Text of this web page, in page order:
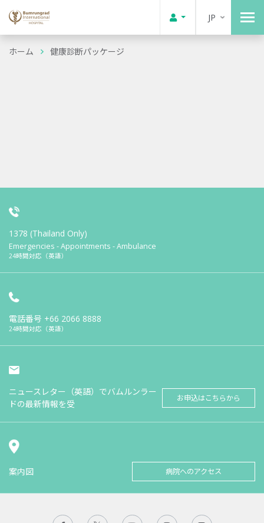
JP
ホーム 健康診断パッケージ
1378 (Thailand Only)
Emergencies - Appointments - Ambulance
24時間対応（英語）
電話番号 +66 2066 8888
24時間対応（英語）
ニュースレター（英語）でバムルンラー
ドの最新情報を受
お申込はこちらから
案内図 病院へのアクセス